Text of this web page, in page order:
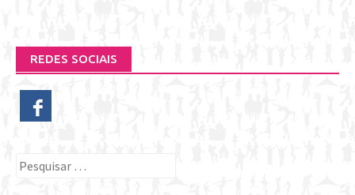
REDES SOCIAIS
Pesquisar